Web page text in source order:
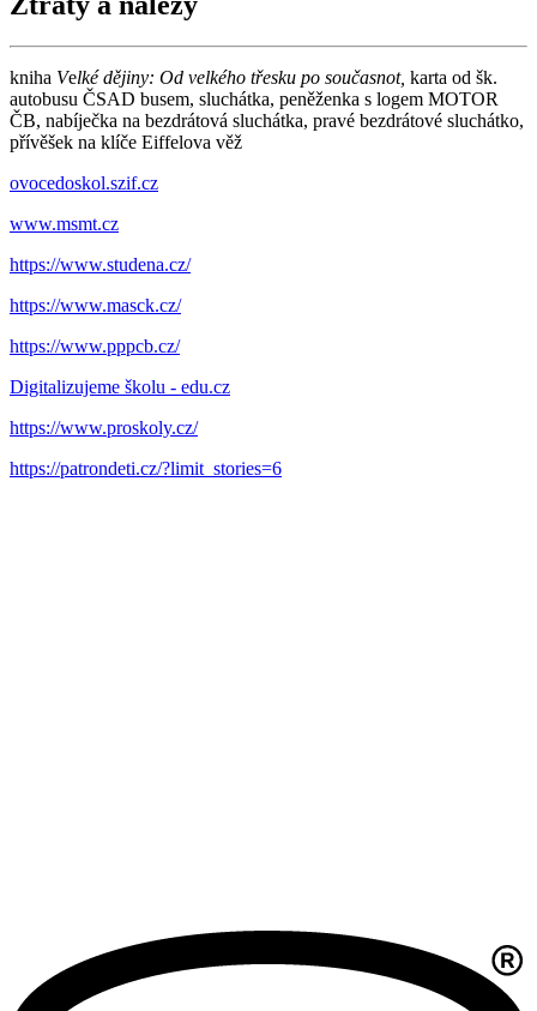
kniha Velké dějiny: Od velkého třesku po současnot, karta od šk.
autobusu ČSAD busem, sluchátka, peněženka s logem MOTOR
ČB, nabíječka na bezdrátová sluchátka, pravé bezdrátové sluchátko,
přívěšek na klíče Eiffelova věž
ovocedoskol.szif.cz
www.msmt.cz
https://www.studena.cz/
https://www.masck.cz/
https://www.pppcb.cz/
Digitalizujeme školu - edu.cz
https://www.proskoly.cz/
https://patrondeti.cz/?limit_stories=6